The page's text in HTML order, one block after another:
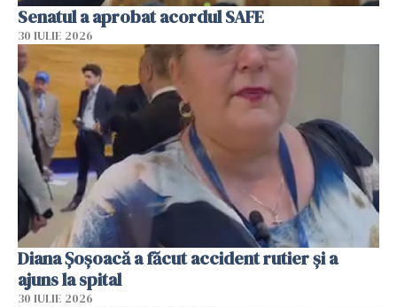
Senatul a aprobat acordul SAFE
30 IULIE 2026
Diana Șoșoacă a făcut accident rutier și a
ajuns la spital
30 IULIE 2026